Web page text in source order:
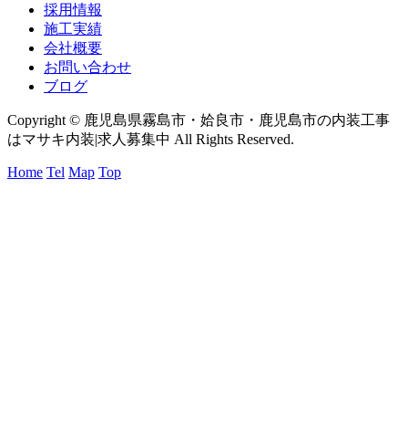
採用情報
施工実績
会社概要
お問い合わせ
ブログ
Copyright © 鹿児島県霧島市・姶良市・鹿児島市の内装工事
はマサキ内装|求人募集中 All Rights Reserved.
Home Tel Map Top